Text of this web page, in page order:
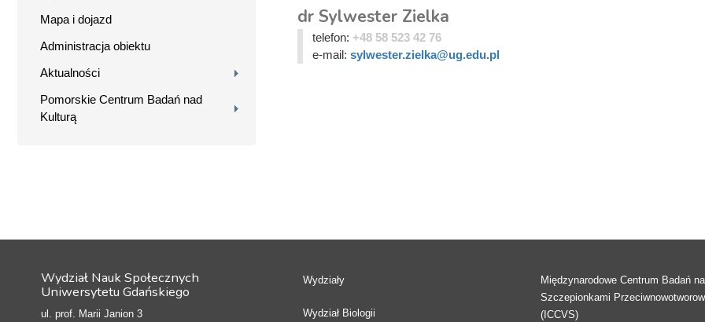
Mapa i dojazd
Administracja obiektu
Aktualności
Pomorskie Centrum Badań nad
Kulturą
dr Sylwester Zielka
telefon: +48 58 523 42 76
e-mail: sylwester.zielka@ug.edu.pl
Wydział Nauk Społecznych
Uniwersytetu Gdańskiego
ul. prof. Marii Janion 3
Wydziały
Wydział Biologii
Międzynarodowe Centrum Badań
Szczepionkami
(ICCVS)